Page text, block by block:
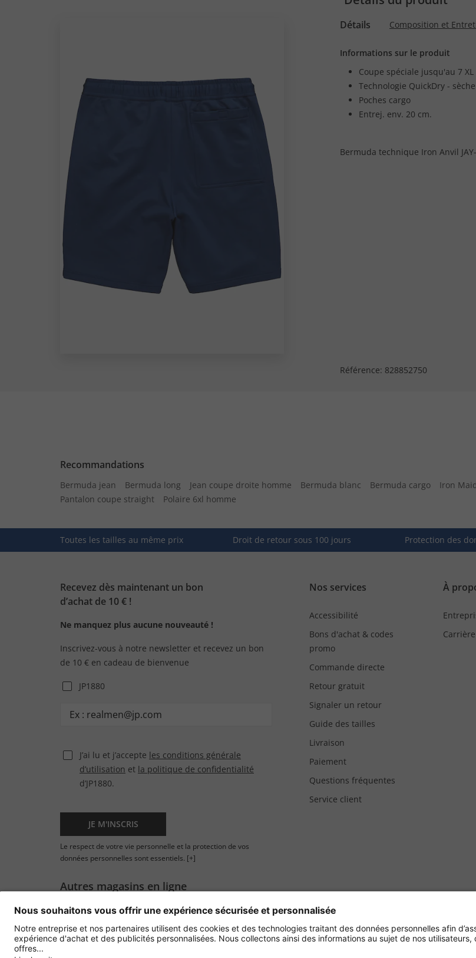
Détails Composition et
Informations sur le produit
Coupe spéciale jusqu'au 7 XL
Technologie QuickDry -
Poches cargo
Entrej. env. 20 cm.
Bermuda technique Iron Anvil
Référence: 828852750
Recommandations
Bermuda jean Bermuda long Jean coupe droite homme Bermuda blanc Bermuda cargo Iron
Pantalon coupe straight
Polaire 6xl homme
Toutes les tailles au même prix Droit de retour sous 100 jours Protection des
Recevez dès maintenant un bon
d’achat de 10 € !
Ne manquez plus aucune nouveauté !
Inscrivez-vous à notre newsletter et recevez un bon
de 10 € en cadeau de bienvenue
JP1880
J’ai lu et j’accepte les conditions générale
d’utilisation et la politique de confidentialité
d’JP1880.
JE M'INSCRIS
Le respect de votre vie personnelle et la protection de vos
données personnelles sont essentiels. [+]
Nos services
Accessibilité
Bons d'achat & codes
promo
Commande directe
Retour gratuit
Signaler un retour
Guide des tailles
Livraison
Paiement
Questions fréquentes
Service client
À
Carrière
Autres magasins en ligne
France